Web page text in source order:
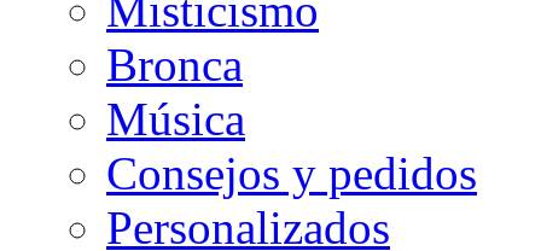
Misticismo
Bronca
Música
Consejos y pedidos
Personalizados